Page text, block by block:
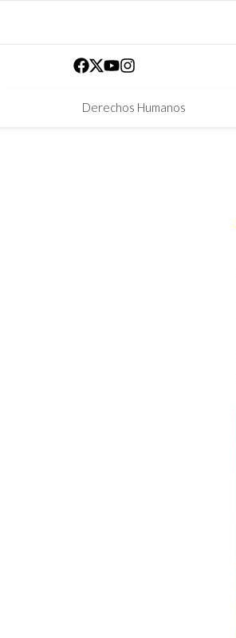
Derechos Humanos